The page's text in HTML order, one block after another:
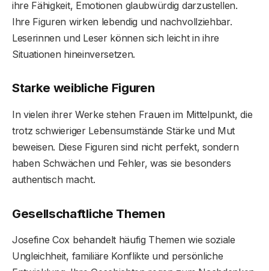
ihre Fähigkeit, Emotionen glaubwürdig darzustellen.
Ihre Figuren wirken lebendig und nachvollziehbar.
Leserinnen und Leser können sich leicht in ihre
Situationen hineinversetzen.
Starke weibliche Figuren
In vielen ihrer Werke stehen Frauen im Mittelpunkt, die
trotz schwieriger Lebensumstände Stärke und Mut
beweisen. Diese Figuren sind nicht perfekt, sondern
haben Schwächen und Fehler, was sie besonders
authentisch macht.
Gesellschaftliche Themen
Josefine Cox behandelt häufig Themen wie soziale
Ungleichheit, familiäre Konflikte und persönliche